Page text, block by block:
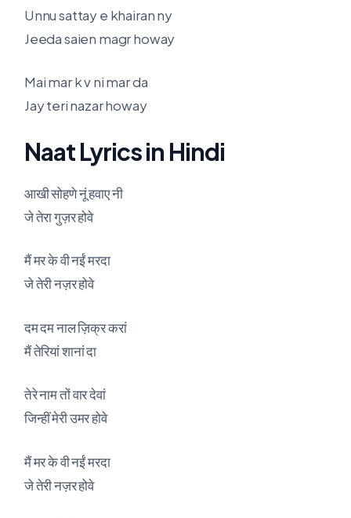
Unnu sattay e khairan ny
Jeeda saien magr howay
Mai mar k v ni mar da
Jay teri nazar howay
Naat Lyrics in Hindi
आखी सोहणे नूं हवाए नी
जे तेरा गुज़र होवे
मैं मर के वी नईं मरदा
जे तेरी नज़र होवे
दम दम नाल ज़िक्र करां
मैं तेरियां शानां दा
तेरे नाम तों वार देवां
जिन्हीं मेरी उमर होवे
मैं मर के वी नईं मरदा
जे तेरी नज़र होवे